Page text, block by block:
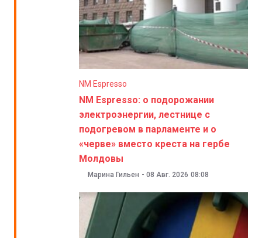
NM Espresso
NM Espresso: о подорожании
электроэнергии, лестнице с
подогревом в парламенте и о
«черве» вместо креста на гербе
Молдовы
Марина Гильен - 08 Авг. 2026 08:08